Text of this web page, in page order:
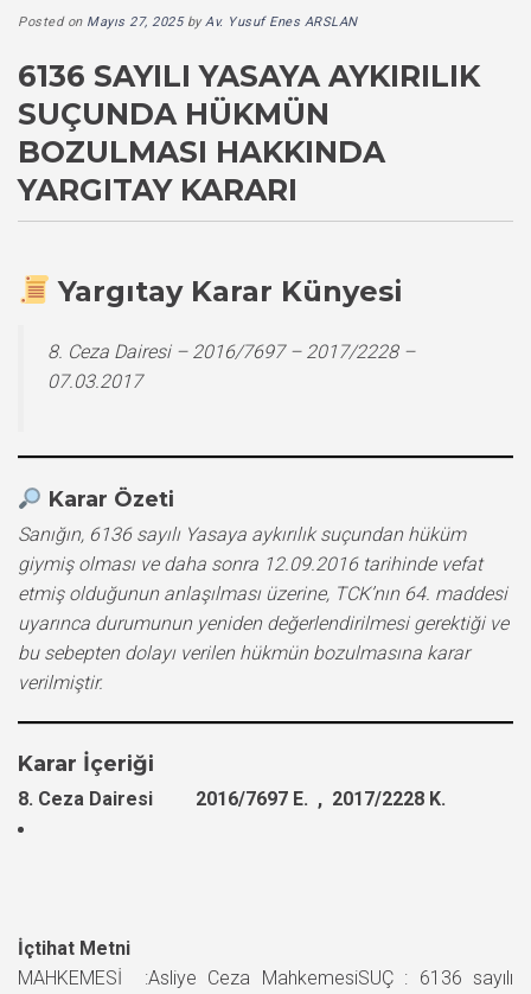
Posted on Mayıs 27, 2025byAv. Yusuf Enes ARSLAN
6136 SAYILI YASAYA AYKIRILIK
SUÇUNDA HÜKMÜN
BOZULMASI HAKKINDA
YARGITAY KARARI
Yargıtay Karar Künyesi
8. Ceza Dairesi – 2016/7697 – 2017/2228 –
07.03.2017
Karar Özeti
Sanığın, 6136 sayılı Yasaya aykırılık suçundan hüküm
giymiş olması ve daha sonra 12.09.2016 tarihinde vefat
etmiş olduğunun anlaşılması üzerine, TCK’nın 64. maddesi
uyarınca durumunun yeniden değerlendirilmesi gerektiği ve
bu sebepten dolayı verilen hükmün bozulmasına karar
verilmiştir.
Karar İçeriği
8. Ceza Dairesi 2016/7697 E. , 2017/2228 K.
İçtihat Metni
MAHKEMESİ :Asliye Ceza MahkemesiSUÇ : 6136 sayılı